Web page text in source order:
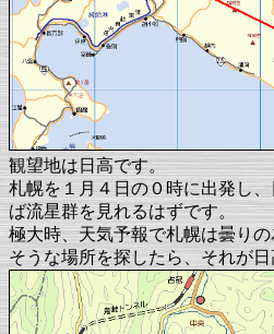
観望地は日高です。
札幌を１月４日の０時に出発し
ば流星群を見れるはずです。
極大時、天気予報で札幌は曇り
そうな場所を探したら、それが